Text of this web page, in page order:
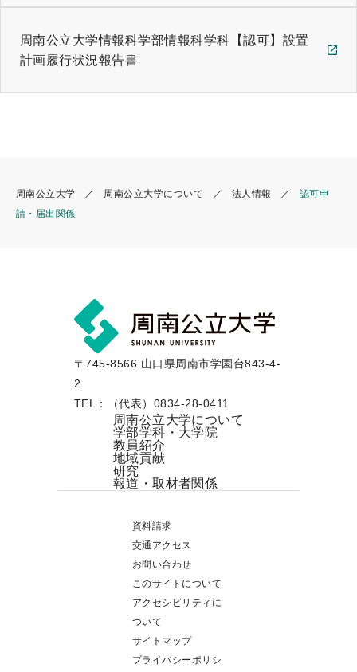
周南公立大学情報科学部情報科学科【認可】設置
計画履行状況報告書
周南公立大学 周南公立大学について 法人情報
認可申
請・届出関係
〒745-8566 山口県周南市学園台843-4-
2
TEL：（代表）0834-28-0411
周南公立大学について
学部学科・大学院
教員紹介
地域貢献
研究
報道・取材者関係
資料請求
交通アクセス
お問い合わせ
このサイトについて
アクセシビリティに
ついて
サイトマップ
プライバシーポリシ